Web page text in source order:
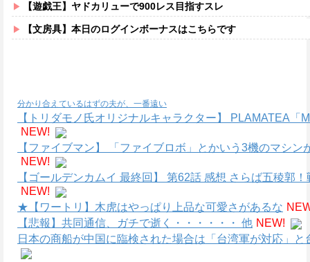
【遊戯王】ヤドカリューで900レス目指すスレ
【文房具】本日のログインボーナスはこちらです
分かり合えているはずの夫が、一番遠い
【トリダモノ氏オリジナルキャラクター】 PLAMATEA
NEW!
【ファイブマン】 「ファイブロボ」とかいう3機のマシン
NEW!
【ゴールデンカムイ 最終回】 第62話 感想 さらば五稜郭
NEW!
★【ワートリ】木虎はやっぱり上品な可愛さがあるな
【悲報】共同通信、ガチで逝く・・・・・・ 他 NEW!
日本の商船が中国に臨検された場合は「台湾軍が対応」と